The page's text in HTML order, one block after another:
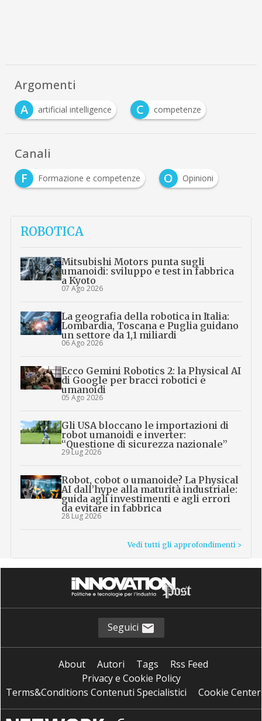
Argomenti
A
artificial intelligence C competenze
Canali
F
Formazione e competenze O Opinioni
ROBOTICA
Mitsubishi Motors punta sugli
umanoidi: sviluppo e test in fabbrica
a Kyoto
07 Ago 2026
La geografia della robotica in Italia:
Lombardia, Toscana e Puglia guidano
un settore da 1,1 miliardi
06 Ago 2026
Ecco Gemini Robotics 2: la Physical AI
di Google per bracci robotici e
umanoidi
05 Ago 2026
Gli USA bloccano le importazioni di
robot umanoidi e inverter:
“Questione di sicurezza nazionale”
29 Lug 2026
Robot, cobot o umanoide? La Physical
AI dall’hype alla maturità industriale:
guida agli investimenti e agli errori
da evitare in fabbrica
28 Lug 2026
Vedi tutti gli approfondimenti >
Seguici
About Autori Tags
Rss Feed
Privacy e Cookie Policy
Terms&Conditions Contenuti Specialistici
Cookie Center